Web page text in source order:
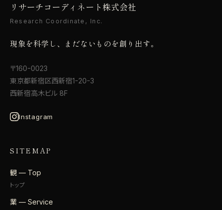
リサーチコーディネート株式会社
Research Coordinate, Inc.
現象を科学し、まだないものを創り出す。
〒160-0023
東京都新宿区西新宿1-20-3
西新宿高木ビル 8F
Instagram
SITEMAP
観 — Top
トップ
業 — Service